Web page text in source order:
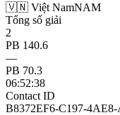
🇻🇳 Việt NamNAM
Tổng số giải
2
PB 140.6
—
PB 70.3
06:52:38
Contact ID
B8372EF6-C197-